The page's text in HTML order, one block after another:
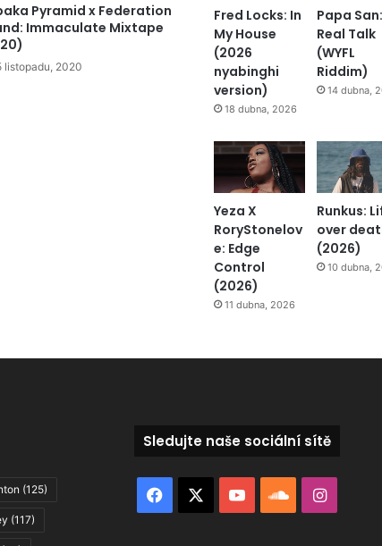
Pyramid x Federation
Immaculate Mixtape
listopadu, 2020
Fred Locks: In
My House
(2026
nyabinghi
version)
18 dubna, 2026
Papa San:
Real Talk
(WYFL
Riddim)
14 dubna,
Yeza X
RoryStonelov
e: Edge
Control
(2026)
11 dubna, 2026
Runkus:
over
(2026)
10 dubna,
(125)
(117)
Sledujte naše sociální sítě
Facebook YouTubeSoundCloud